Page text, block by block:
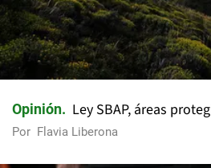
Opinión Ley SBAP, áreas
Por Flavia Liberona